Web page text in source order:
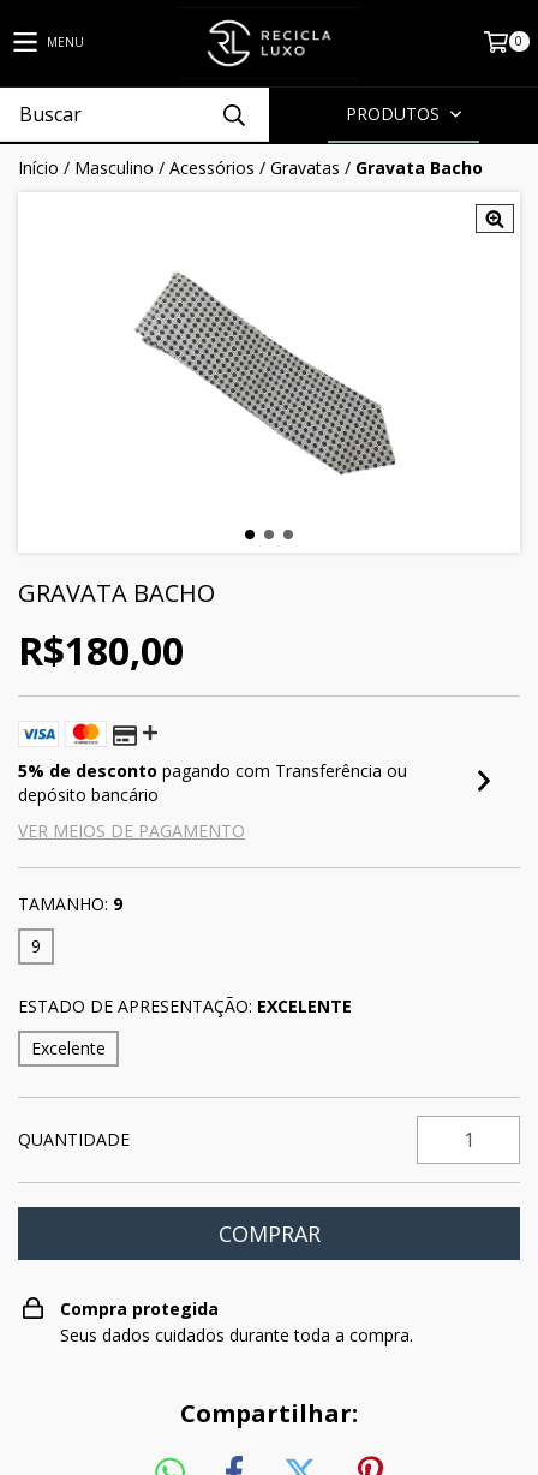
MENU 0
PRODUTOS
Início / Masculino / Acessórios / Gravatas / Gravata Bacho
GRAVATA BACHO
R$180,00
5% de desconto pagando com Transferência ou
depósito bancário
VER MEIOS DE PAGAMENTO
TAMANHO: 9
9
ESTADO DE APRESENTAÇÃO: EXCELENTE
Excelente
QUANTIDADE
Compra protegida
Seus dados cuidados durante toda a compra.
Compartilhar: